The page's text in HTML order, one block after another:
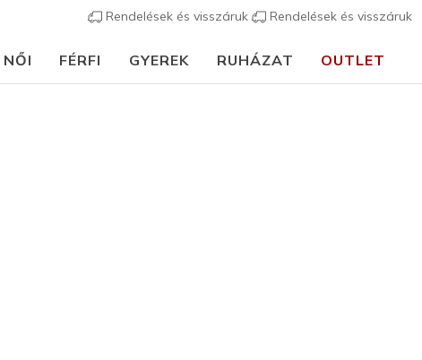
Rendelések és visszáruk Rendelések és visszáruk
NŐI FÉRFI GYEREK RUHÁZAT OUTLET